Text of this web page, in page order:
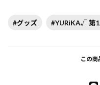
#グッズ #YURiKA√ 第1
この商